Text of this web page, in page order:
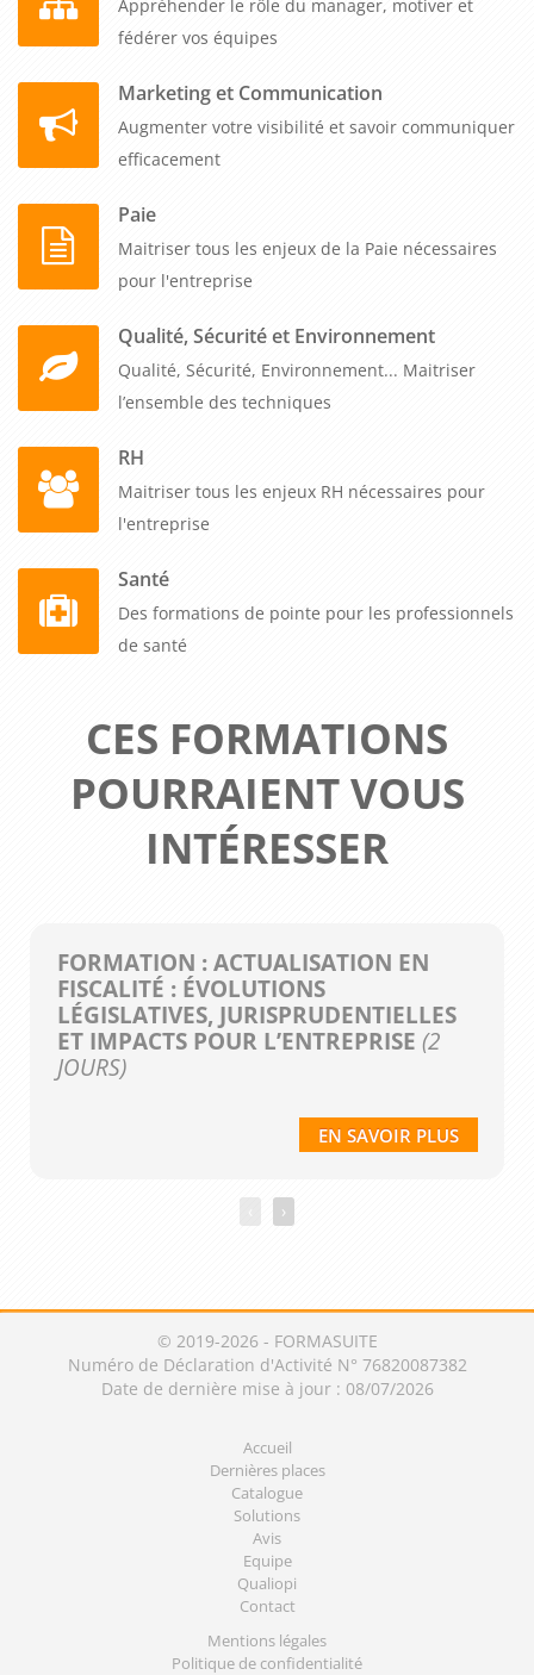
Appréhender le rôle du manager, motiver et
fédérer vos équipes
Marketing et Communication
Augmenter votre visibilité et savoir communiquer
efficacement
Paie
Maitriser tous les enjeux de la Paie nécessaires
pour l'entreprise
Qualité, Sécurité et Environnement
Qualité, Sécurité, Environnement... Maitriser
l’ensemble des techniques
RH
Maitriser tous les enjeux RH nécessaires pour
l'entreprise
Santé
Des formations de pointe pour les professionnels
de santé
CES FORMATIONS
POURRAIENT VOUS
INTÉRESSER
FORMATION : ACTUALISATION EN
FISCALITÉ : ÉVOLUTIONS
LÉGISLATIVES, JURISPRUDENTIELLES
ET IMPACTS POUR L’ENTREPRISE (2
JOURS)
EN SAVOIR PLUS
›
© 2019-2026 - FORMASUITE
Numéro de Déclaration d'Activité N° 76820087382
Date de dernière mise à jour : 08/07/2026
Accueil
Dernières places
Catalogue
Solutions
Avis
Equipe
Qualiopi
Contact
Mentions légales
Politique de confidentialité